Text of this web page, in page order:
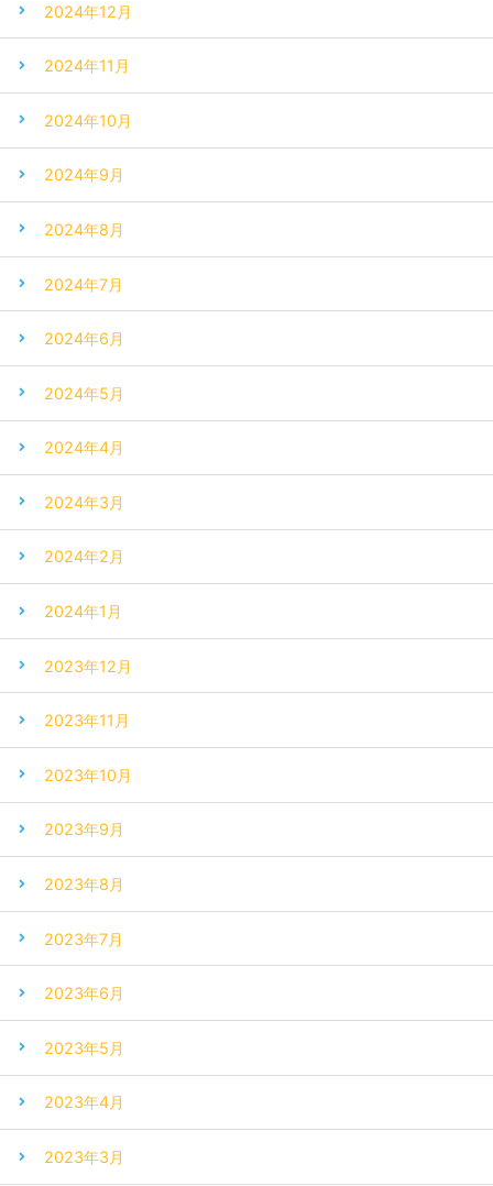
2024年12月
2024年11月
2024年10月
2024年9月
2024年8月
2024年7月
2024年6月
2024年5月
2024年4月
2024年3月
2024年2月
2024年1月
2023年12月
2023年11月
2023年10月
2023年9月
2023年8月
2023年7月
2023年6月
2023年5月
2023年4月
2023年3月